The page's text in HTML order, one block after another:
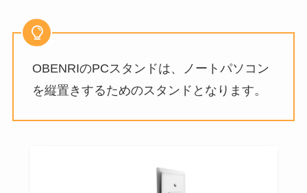
OBENRIのPCスタンドは、ノートパソコン
を縦置きするためのスタンドとなります。